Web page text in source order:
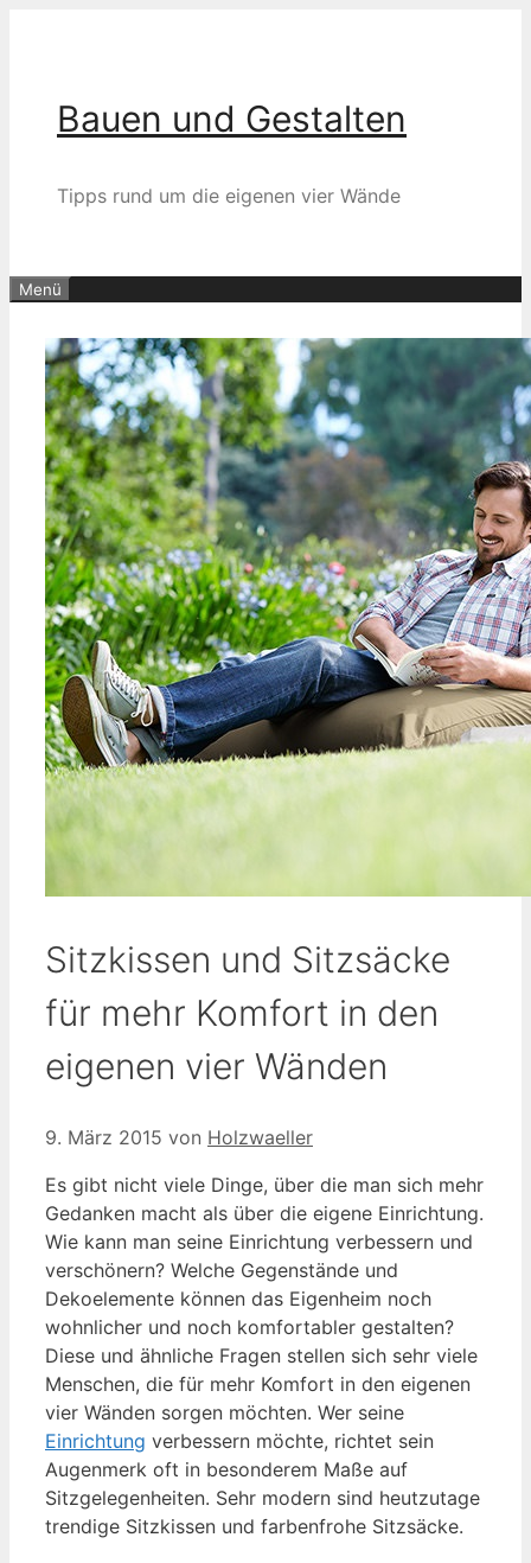
Bauen und Gestalten
Tipps rund um die eigenen vier Wände
Menü
Sitzkissen und Sitzsäcke
für mehr Komfort in den
eigenen vier Wänden
9. März 2015 von Holzwaeller
Es gibt nicht viele Dinge, über die man sich mehr
Gedanken macht als über die eigene Einrichtung.
Wie kann man seine Einrichtung verbessern und
verschönern? Welche Gegenstände und
Dekoelemente können das Eigenheim noch
wohnlicher und noch komfortabler gestalten?
Diese und ähnliche Fragen stellen sich sehr viele
Menschen, die für mehr Komfort in den eigenen
vier Wänden sorgen möchten. Wer seine
Einrichtung verbessern möchte, richtet sein
Augenmerk oft in besonderem Maße auf
Sitzgelegenheiten. Sehr modern sind heutzutage
trendige Sitzkissen und farbenfrohe Sitzsäcke.